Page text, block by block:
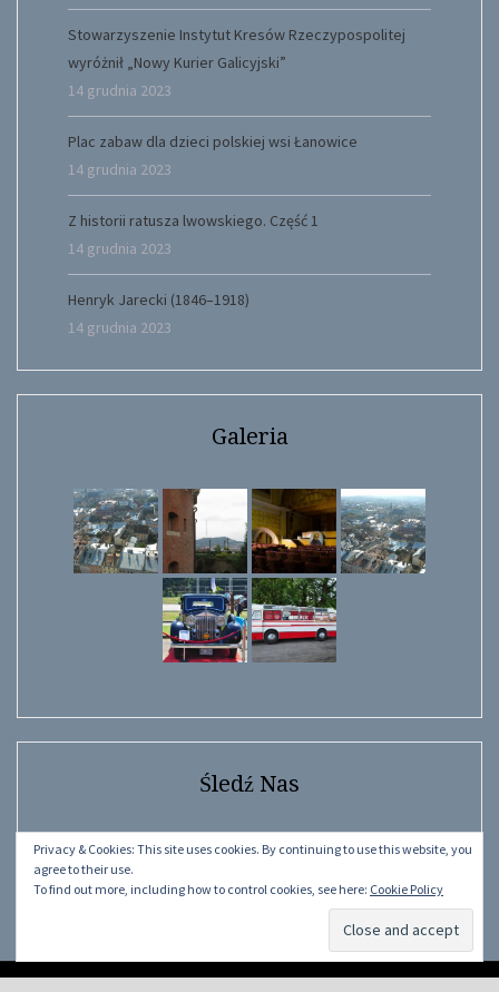
Stowarzyszenie Instytut Kresów Rzeczypospolitej
wyróżnił „Nowy Kurier Galicyjski”
14 grudnia 2023
Plac zabaw dla dzieci polskiej wsi Łanowice
14 grudnia 2023
Z historii ratusza lwowskiego. Część 1
14 grudnia 2023
Henryk Jarecki (1846–1918)
14 grudnia 2023
Galeria
Śledź Nas
FacebookInstagramYouTube Facebook
Privacy & Cookies: This site uses cookies. By continuing to use this website, you
agree to their use.
To find out more, including how to control cookies, see here: Cookie Policy